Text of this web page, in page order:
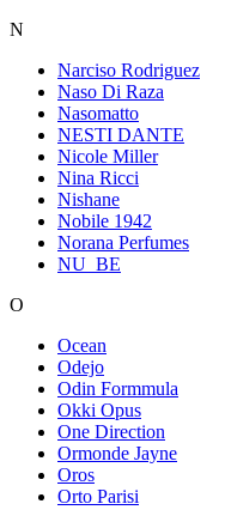
N
Narciso Rodriguez
Naso Di Raza
Nasomatto
NESTI DANTE
Nicole Miller
Nina Ricci
Nishane
Nobile 1942
Norana Perfumes
NU_BE
O
Ocean
Odejo
Odin Formmula
Okki Opus
One Direction
Ormonde Jayne
Oros
Orto Parisi